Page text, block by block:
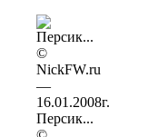
Персик...